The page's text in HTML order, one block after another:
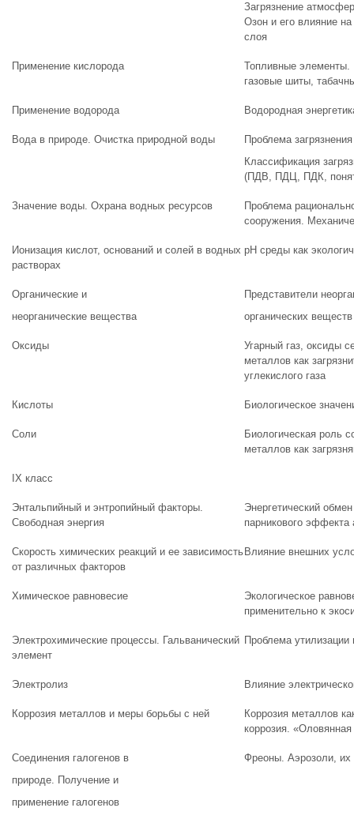
Загрязнение
Озон и его влияние
слоя
Применение кислорода
Топливные элементы.
газовые шиты,
Применение водорода Водородная
Вода в природе. Очистка природной воды
Проблема
Классификация
(ПДВ, ПДЦ, ПДК,
Значение воды. Охрана водных ресурсов
Проблема
сооружения.
Ионизация кислот, оснований и солей в водных
растворах
рН среды как
Органические и
неорганические вещества
Представители
органических
Оксиды
Угарный газ, оксиды
металлов как
углекислого газа
Кислоты Биологическое
Соли
Биологическая роль
металлов как
IX класс
Энтальпийный и энтропийный факторы.
Свободная энергия
Энергетический
парникового
Скорость химических реакций и ее зависимость
от различных факторов
Влияние внешних
Химическое равновесие
Экологическое
применительно к
Электрохимические процессы. Гальванический
элемент
Проблема утилизации
Электролиз Влияние
Коррозия металлов и меры борьбы с ней
Коррозия металлов
коррозия.
Соединения галогенов в
природе. Получение и
применение галогенов
Фреоны. Аэрозоли, их